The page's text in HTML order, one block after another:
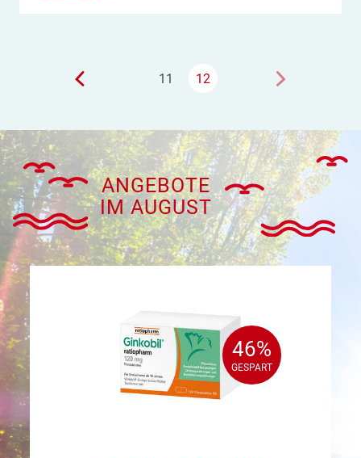
11 12
ANGEBOTE
IM AUGUST
46%
GESPART
46%
GESPART